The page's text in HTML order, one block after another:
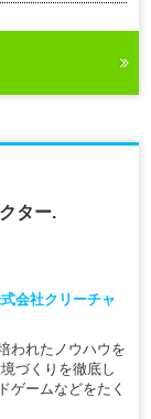
ター.
会社クリーチャ
われたノウハウを
づくりを徹底し
ゲームなどをたく